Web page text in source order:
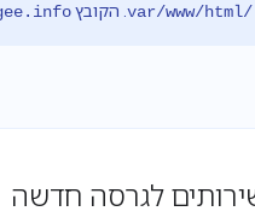
/var/www/html . הקובץ